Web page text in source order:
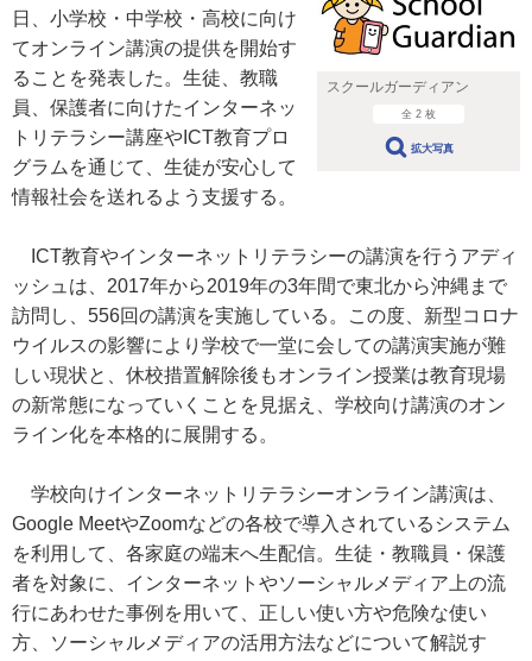
スクールガーディアン
全 2 枚
拡大写真
日、小学校・中学校・高校に向け
てオンライン講演の提供を開始す
ることを発表した。生徒、教職
員、保護者に向けたインターネッ
トリテラシー講座やICT教育プロ
グラムを通じて、生徒が安心して
情報社会を送れるよう支援する。
ICT教育やインターネットリテラシーの講演を行うアディ
ッシュは、2017年から2019年の3年間で東北から沖縄まで
訪問し、556回の講演を実施している。この度、新型コロナ
ウイルスの影響により学校で一堂に会しての講演実施が難
しい現状と、休校措置解除後もオンライン授業は教育現場
の新常態になっていくことを見据え、学校向け講演のオン
ライン化を本格的に展開する。
学校向けインターネットリテラシーオンライン講演は、
Google MeetやZoomなどの各校で導入されているシステム
を利用して、各家庭の端末へ生配信。生徒・教職員・保護
者を対象に、インターネットやソーシャルメディア上の流
行にあわせた事例を用いて、正しい使い方や危険な使い
方、ソーシャルメディアの活用方法などについて解説す